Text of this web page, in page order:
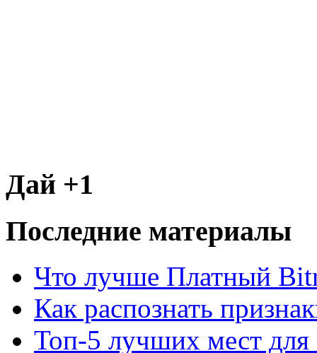
Дай +1
Последние материалы
Что лучше Платный
Как распознать
Топ-5 лучших мест для